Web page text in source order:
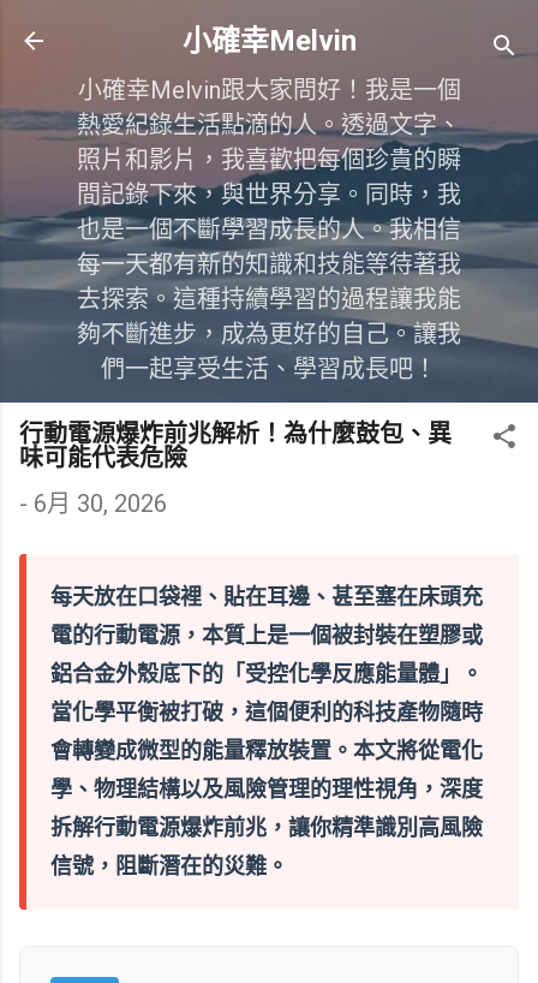
跳到主要內容
小確幸Melvin
小確幸Melvin跟大家問好！我是一個
熱愛紀錄生活點滴的人。透過文字、
照片和影片，我喜歡把每個珍貴的瞬
間記錄下來，與世界分享。同時，我
也是一個不斷學習成長的人。我相信
每一天都有新的知識和技能等待著我
去探索。這種持續學習的過程讓我能
夠不斷進步，成為更好的自己。讓我
們一起享受生活、學習成長吧！
行動電源爆炸前兆解析！為什麼鼓包、異
味可能代表危險
- 6月 30, 2026
每天放在口袋裡、貼在耳邊、甚至塞在床頭充
電的行動電源，本質上是一個被封裝在塑膠或
鋁合金外殼底下的「受控化學反應能量體」。
當化學平衡被打破，這個便利的科技產物隨時
會轉變成微型的能量釋放裝置。本文將從電化
學、物理結構以及風險管理的理性視角，深度
拆解行動電源爆炸前兆，讓你精準識別高風險
信號，阻斷潛在的災難。